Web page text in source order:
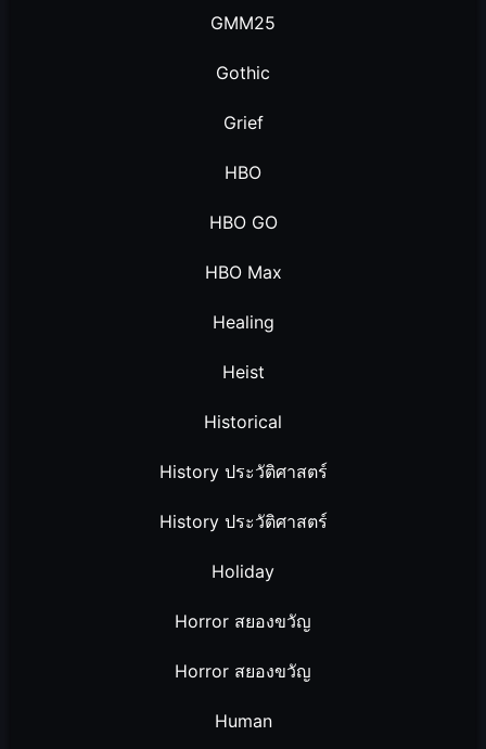
GMM25
Gothic
Grief
HBO
HBO GO
HBO Max
Healing
Heist
Historical
History ประวัติศาสตร์
History ประวัติศาสตร์
Holiday
Horror สยองขวัญ
Horror สยองขวัญ
Human